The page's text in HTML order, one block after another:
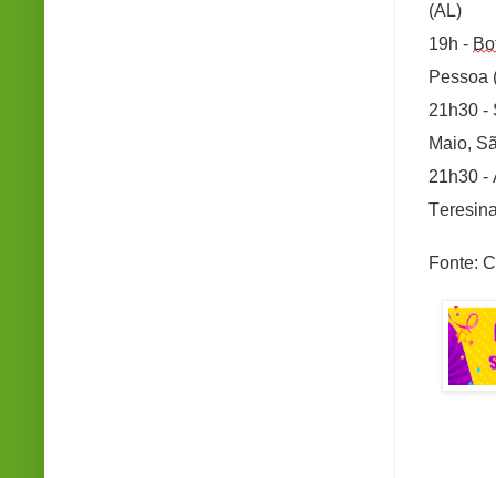
(AL)
19h -
Pessoa
21h30 -
Maio,
21h30 -
Fonte: